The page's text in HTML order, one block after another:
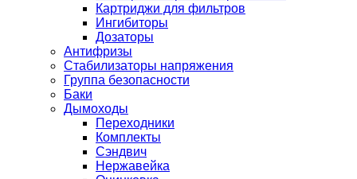
Картриджи для фильтров
Ингибиторы
Дозаторы
Антифризы
Стабилизаторы напряжения
Группа безопасности
Баки
Дымоходы
Переходники
Комплекты
Сэндвич
Нержавейка